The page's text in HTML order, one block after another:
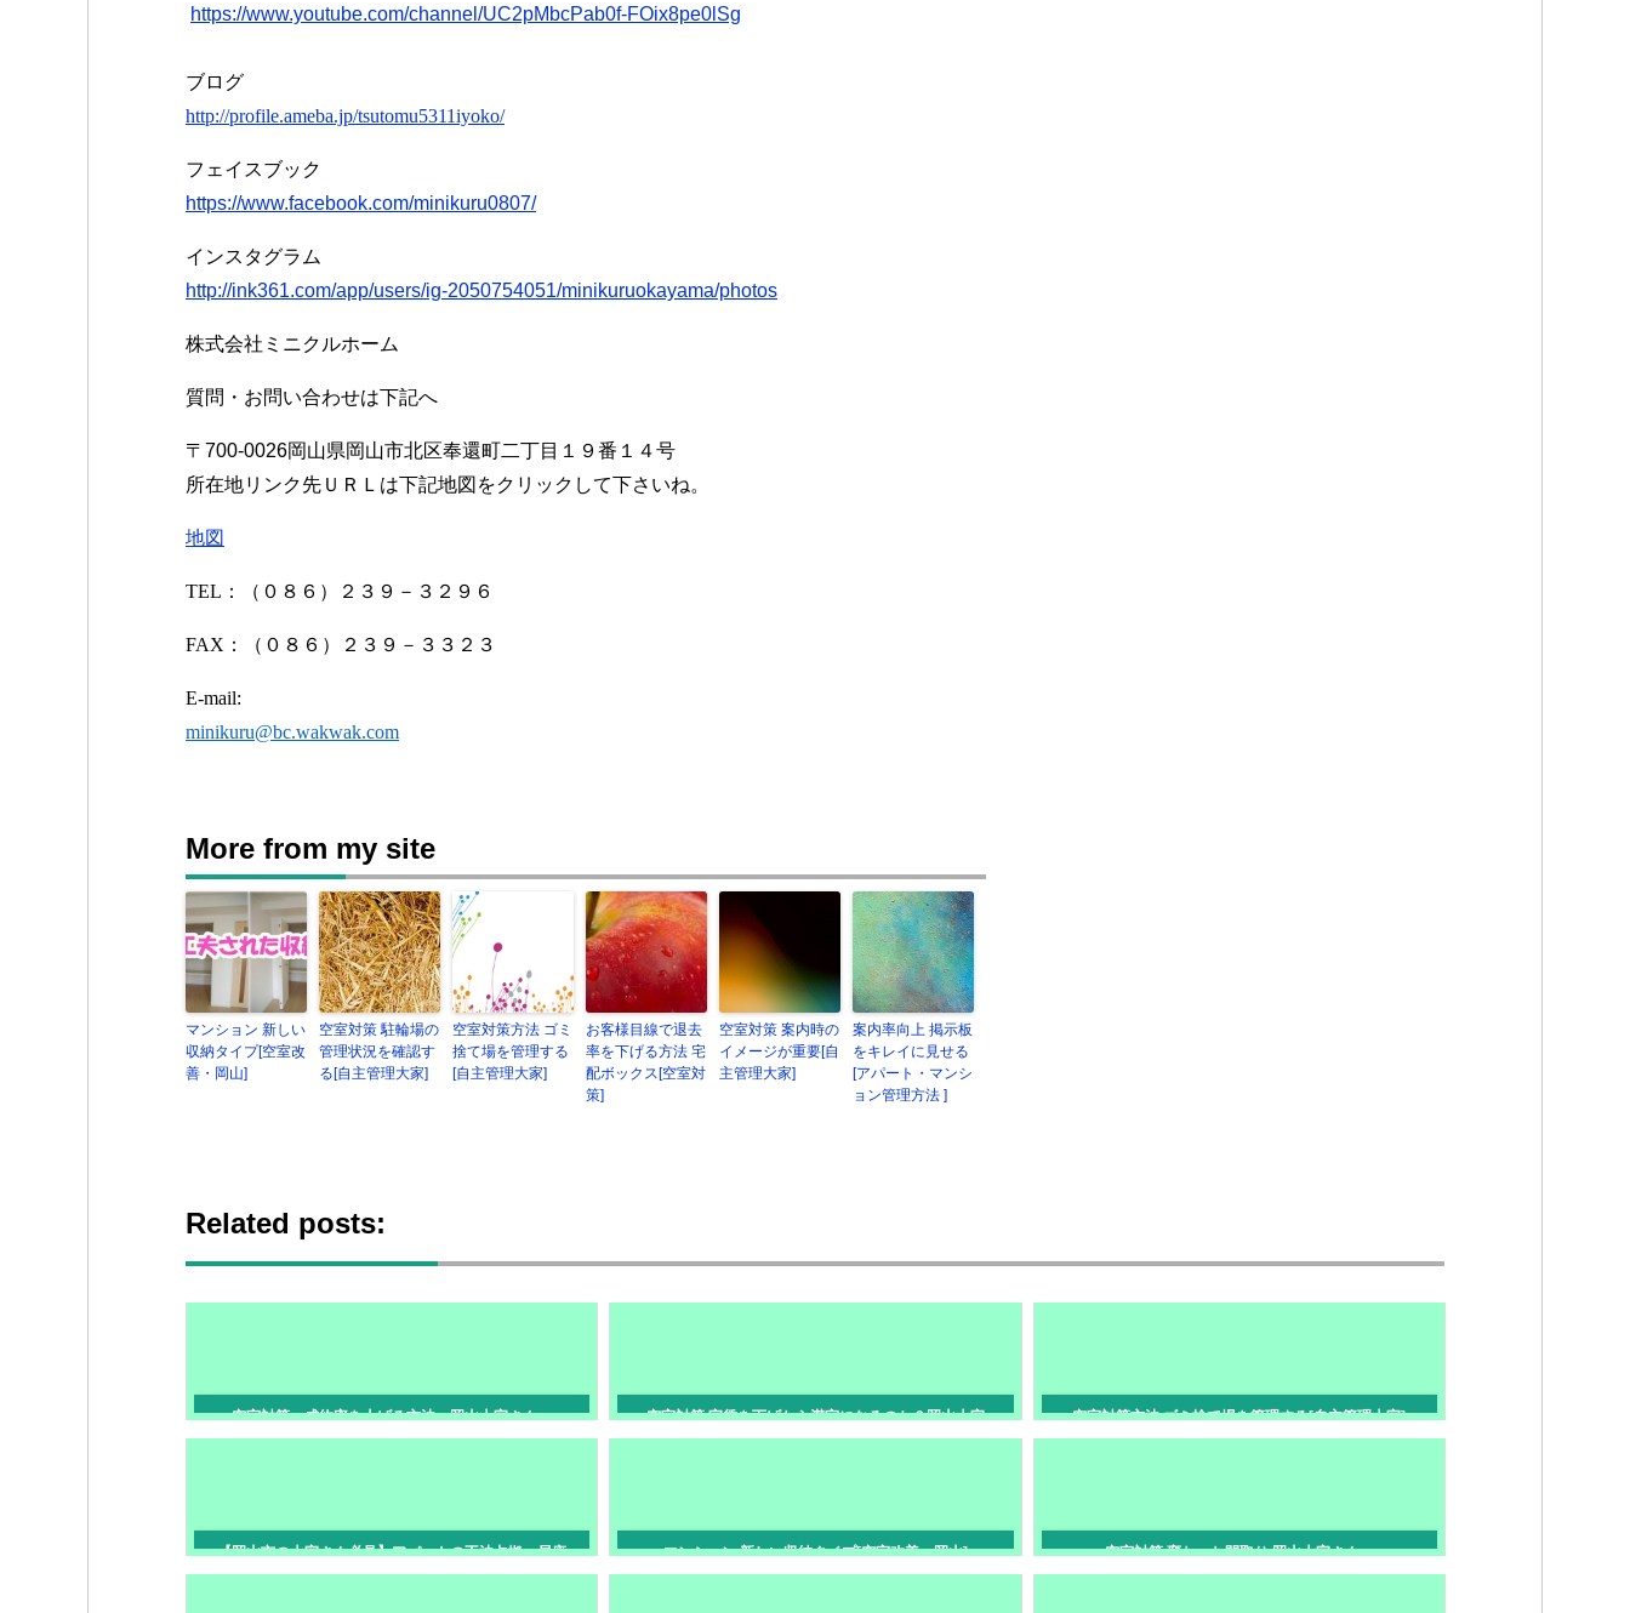
https://www.youtube.com/channel/UC2pMbcPab0f-FOix8pe0lSg
ブログ
http://profile.ameba.jp/tsutomu5311iyoko/
フェイスブック
https://www.facebook.com/minikuru0807/
インスタグラム
http://ink361.com/app/users/ig-2050754051/minikuruokayama/photos
株式会社ミニクルホーム
質問・お問い合わせは下記へ
〒700-0026岡山県岡山市北区奉還町二丁目１９番１４号
所在地リンク先ＵＲＬは下記地図をクリックして下さいね。
地図
TEL ：（０８６）２３９－３２９６
FAX ：（０８６）２３９－３３２３
E-mail:
minikuru@bc.wakwak.com
More from my site
マンション 新しい
収納タイプ[空室改
善・岡山]
空室対策 駐輪場の
管理状況を確認す
る[自主管理大家]
空室対策方法 ゴミ
捨て場を管理する
[自主管理大家]
お客様目線で退去
率を下げる方法 宅
配ボックス[空室対
策]
空室対策 案内時の
イメージが重要[自
主管理大家]
案内率向上 掲示板
をキレイに見せる
[アパート・マンシ
ョン管理方法 ]
Related posts:
空室対策 成約率を上げる方法 岡山大家さんへ
空室対策 家賃を下げたら満室になるのか？岡山大家
さんへ
空室対策方法 ゴミ捨て場を管理する[自主管理大家]
【岡山市の大家さん必見】アパートの不法占拠・居座
りへの法的対策！絶対にやってはいけないNG行動と
マンション 新しい収納タイプ[空室改善・岡山] 空室対策 変わった間取り 岡山大家さんへ